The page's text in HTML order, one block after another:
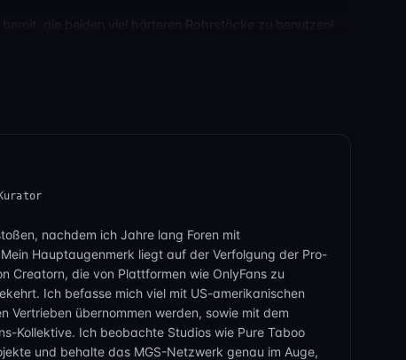
die beiden viel härteren Rohrstöcke zu benutzen!
ultimative Erlebnis mit drei unglaublich harten
Herrin Lise ist bereit, dir zu zeigen, wie echte D/S-
duldet – und wer kann es ihr verübeln? Mein Hintern
fantastisch aus! Es tut mir so, so leid, und ich bin
nachdem ich Jahre lang Foren mit
Hauptaugenmerk liegt auf der Verfolgung der Pro-
Creatorn, die von Plattformen wie OnlyFans zu
Ich befasse mich viel mit US-amerikanischen
Vertrieben übernommen werden, sowie mit dem
Kollektive. Ich beobachte Studios wie Pure Taboo
und behalte das MGS-Netzwerk genau im Auge,